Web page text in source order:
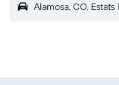
Alamosa, CO,